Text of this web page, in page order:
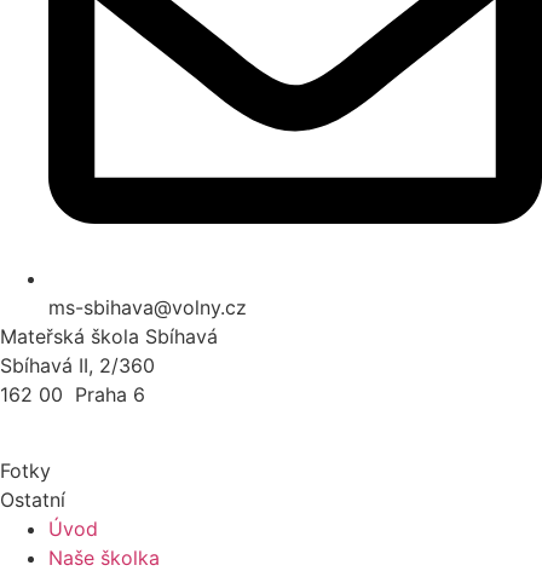
ms-sbihava@volny.cz
Mateřská škola Sbíhavá
Sbíhavá II, 2/360
162 00 Praha 6
Fotky
Ostatní
Úvod
Naše školka